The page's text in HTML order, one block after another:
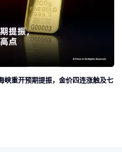
峡重开预期提振，金价四连涨触及七